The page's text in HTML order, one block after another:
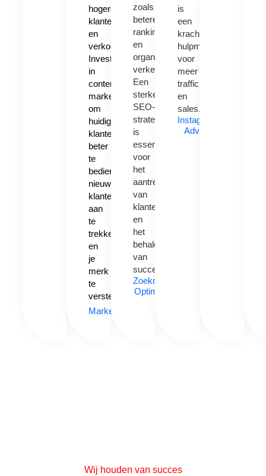
hogere
klantenbinding
en
verkoop.
Investeer
in
content
marketing
om
huidige
klanten
beter
te
bedienen,
nieuwe
klanten
aan
te
trekken
en
je
merk
te
versterken.
Marketing
zoals
betere
rankings
en
organisch
verkeer.
Een
sterke
SEO-
strategie
is
essentieel
voor
het
aantrekken
van
klanten
en
het
behalen
van
succes.
Zoekmachine
Optimalisatie
is
een
krachtig
hulpmiddel
voor
meer
traffic
en
sales.
Instagram
Advert
Wij houden van succes